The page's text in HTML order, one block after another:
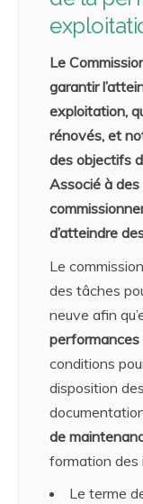
Le
garantir
exploitation,
rénovés, et
des objectifs
Associé à
d’atteindre
Le
des tâches
neuve afin
conditions
disposition
de
formation des
Le terme